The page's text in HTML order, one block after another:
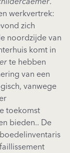
.
werkvertrek:
zich
noordzijde van
komt in
te hebben
van een
vanwege
toekomst
bieden.. De